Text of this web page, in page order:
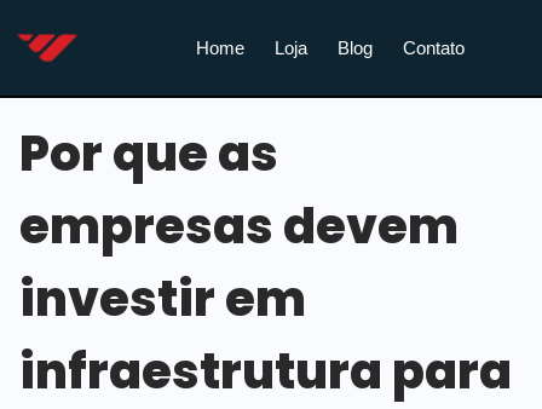
Home Loja Blog Contato
Por que as
empresas devem
investir em
infraestrutura para